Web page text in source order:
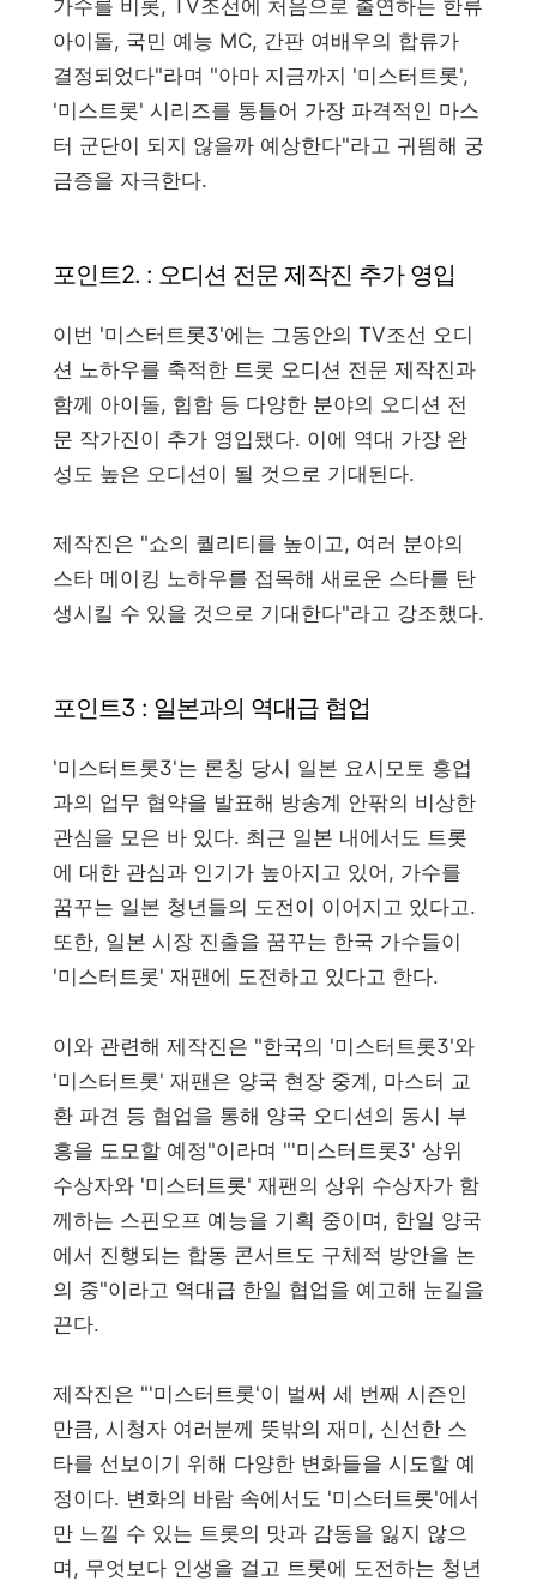
가수를 비롯, TV조선에 처음으로 출연하는 한류
아이돌, 국민 예능 MC, 간판 여배우의 합류가
결정되었다"라며 "아마 지금까지 '미스터트롯',
'미스트롯' 시리즈를 통틀어 가장 파격적인 마스
터 군단이 되지 않을까 예상한다"라고 귀띔해 궁
금증을 자극한다.
포인트2. : 오디션 전문 제작진 추가 영입
이번 '미스터트롯3'에는 그동안의 TV조선 오디
션 노하우를 축적한 트롯 오디션 전문 제작진과
함께 아이돌, 힙합 등 다양한 분야의 오디션 전
문 작가진이 추가 영입됐다. 이에 역대 가장 완
성도 높은 오디션이 될 것으로 기대된다.
제작진은 "쇼의 퀄리티를 높이고, 여러 분야의
스타 메이킹 노하우를 접목해 새로운 스타를 탄
생시킬 수 있을 것으로 기대한다"라고 강조했다.
포인트3 : 일본과의 역대급 협업
'미스터트롯3'는 론칭 당시 일본 요시모토 흥업
과의 업무 협약을 발표해 방송계 안팎의 비상한
관심을 모은 바 있다. 최근 일본 내에서도 트롯
에 대한 관심과 인기가 높아지고 있어, 가수를
꿈꾸는 일본 청년들의 도전이 이어지고 있다고.
또한, 일본 시장 진출을 꿈꾸는 한국 가수들이
'미스터트롯' 재팬에 도전하고 있다고 한다.
이와 관련해 제작진은 "한국의 '미스터트롯3'와
'미스터트롯' 재팬은 양국 현장 중계, 마스터 교
환 파견 등 협업을 통해 양국 오디션의 동시 부
흥을 도모할 예정"이라며 "'미스터트롯3' 상위
수상자와 '미스터트롯' 재팬의 상위 수상자가 함
께하는 스핀오프 예능을 기획 중이며, 한일 양국
에서 진행되는 합동 콘서트도 구체적 방안을 논
의 중"이라고 역대급 한일 협업을 예고해 눈길을
끈다.
제작진은 "'미스터트롯'이 벌써 세 번째 시즌인
만큼, 시청자 여러분께 뜻밖의 재미, 신선한 스
타를 선보이기 위해 다양한 변화들을 시도할 예
정이다. 변화의 바람 속에서도 '미스터트롯'에서
만 느낄 수 있는 트롯의 맛과 감동을 잃지 않으
며, 무엇보다 인생을 걸고 트롯에 도전하는 청년